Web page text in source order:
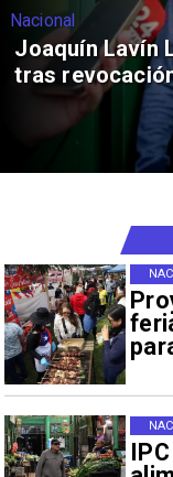
Nacional
Joaquín Lavín
tras